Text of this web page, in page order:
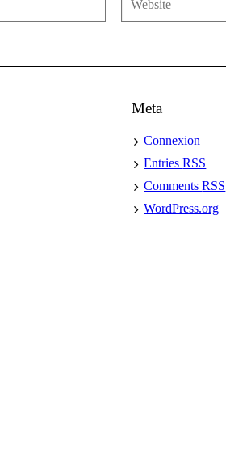
Meta
Connexion
EntriesRSS
CommentsRSS
WordPress.org